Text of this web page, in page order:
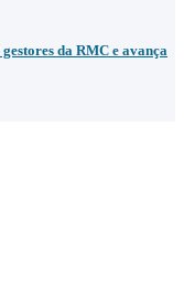
da RMC e avança